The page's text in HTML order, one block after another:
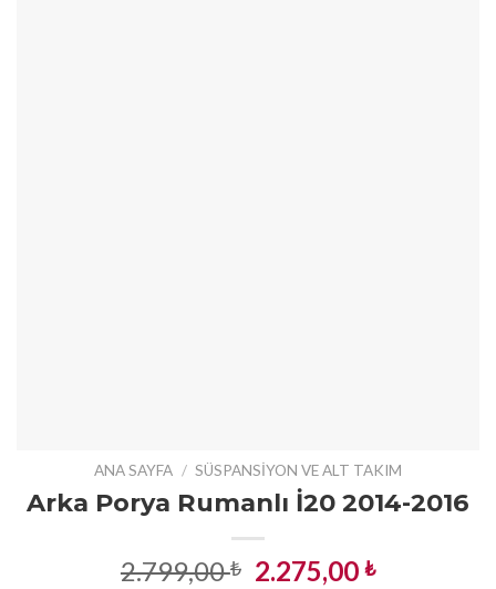
ANA SAYFA / SÜSPANSIYON VE ALT TAKIM
Arka Porya Rumanlı İ20 2014-2016
2.799,00₺ Orijinal
2.275,00₺Şu